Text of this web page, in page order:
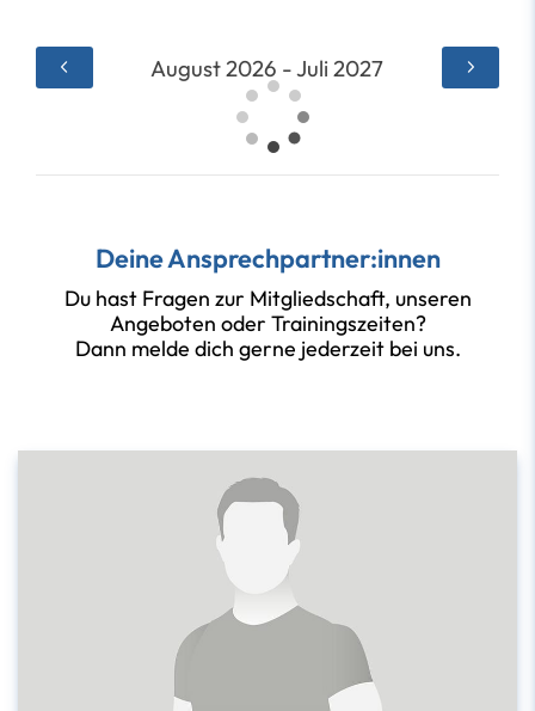
August 2026 - Juli 2027
Deine Ansprechpartner:innen
Du hast Fragen zur Mitgliedschaft, unseren
Angeboten oder Trainingszeiten?
Dann melde dich gerne jederzeit bei uns.